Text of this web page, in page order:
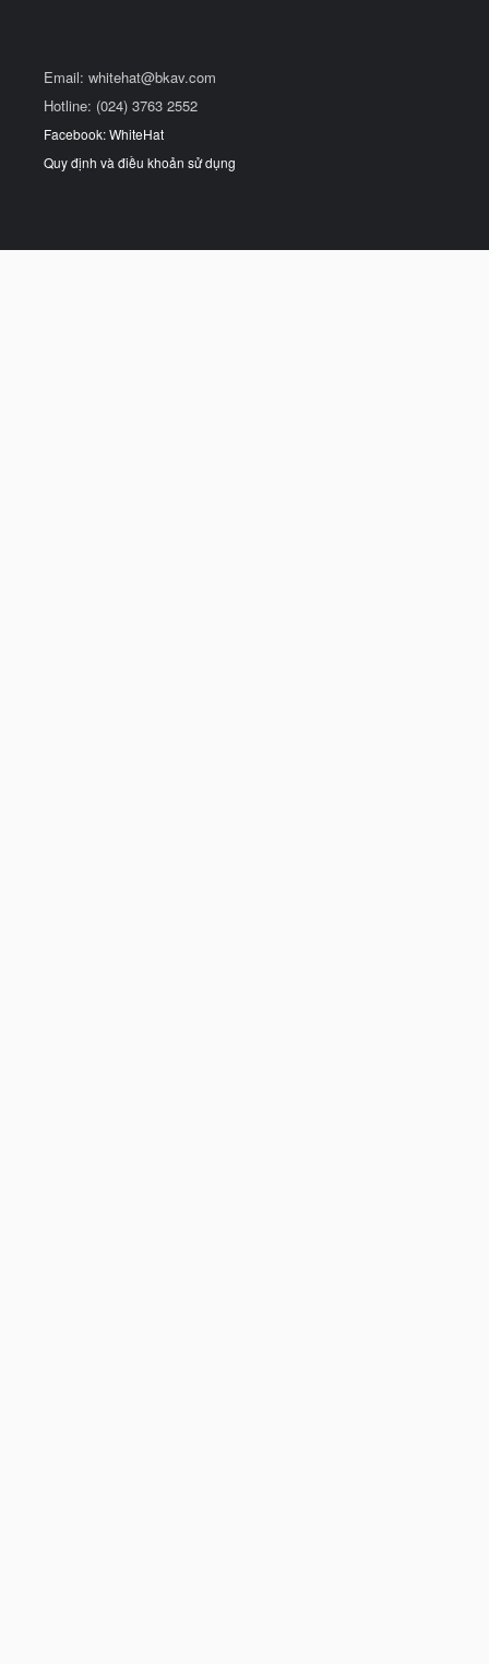
Email: whitehat@bkav.com
Hotline: (024) 3763 2552
Facebook: WhiteHat
Quy định và điều khoản sử dụng